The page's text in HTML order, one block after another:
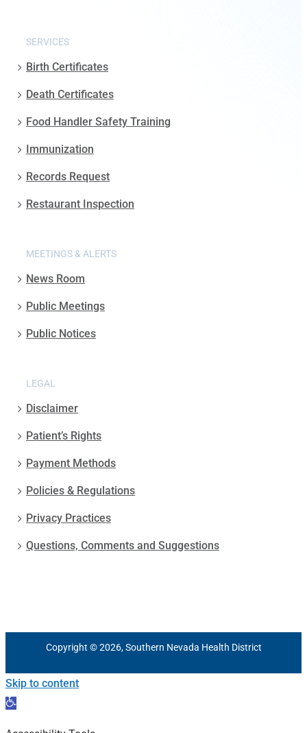
SERVICES
Birth Certificates
Death Certificates
Food Handler Safety Training
Immunization
Records Request
Restaurant Inspection
MEETINGS & ALERTS
News Room
Public Meetings
Public Notices
LEGAL
Disclaimer
Patient’s Rights
Payment Methods
Policies & Regulations
Privacy Practices
Questions, Comments and Suggestions
Copyright © 2026, Southern Nevada Health District
Skip to content
Open